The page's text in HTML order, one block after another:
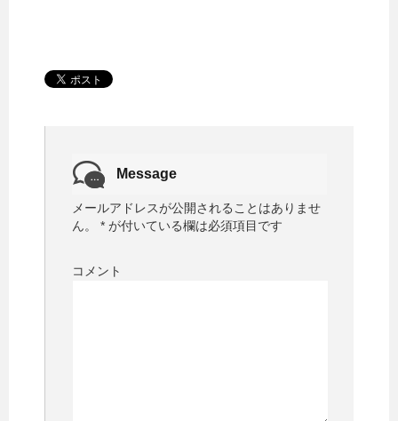
Message
メールアドレスが公開されることはありませ
ん。
* が付いている欄は必須項目です
コメント